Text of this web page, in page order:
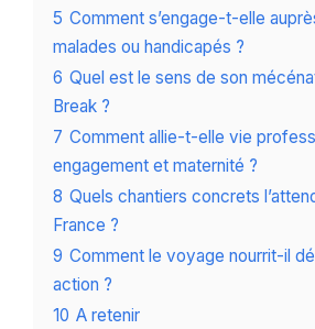
5 Comment s’engage-t-elle
malades ou handicapés ?
6 Quel est le sens de son
Break ?
7 Comment allie-t-elle vie
engagement et maternité ?
8 Quels chantiers concrets
France ?
9 Comment le voyage nourrit-il
action ?
10 A retenir